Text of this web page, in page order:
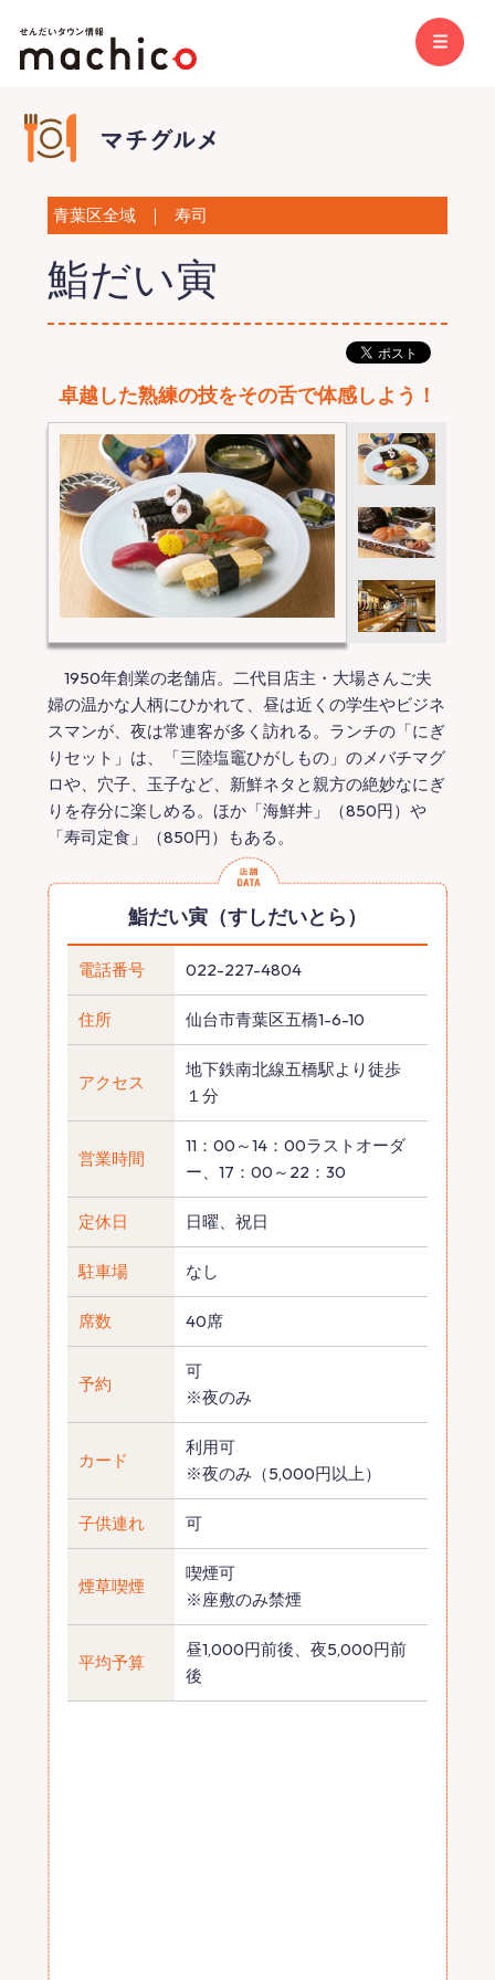
青葉区全域 ｜ 寿司
鮨だい寅
卓越した熟練の技をその舌で体感しよう！
1950年創業の老舗店。二代目店主・大場さんご夫
婦の温かな人柄にひかれて、昼は近くの学生やビジネ
スマンが、夜は常連客が多く訪れる。ランチの「にぎ
りセット」は、「三陸塩竈ひがしもの」のメバチマグ
ロや、穴子、玉子など、新鮮ネタと親方の絶妙なにぎ
りを存分に楽しめる。ほか「海鮮丼」（850円）や
「寿司定食」（850円）もある。
鮨だい寅（すしだいとら）
電話番号 022-227-4804
住所 仙台市青葉区五橋1-6-10
アクセス
地下鉄南北線五橋駅より徒歩
１分
営業時間
11：00～14：00ラストオーダ
ー、17：00～22：30
定休日 日曜、祝日
駐車場 なし
席数 40席
予約
可
※夜のみ
カード
利用可
※夜のみ（5,000円以上）
子供連れ 可
煙草喫煙
喫煙可
※座敷のみ禁煙
平均予算
昼1,000円前後、夜5,000円前
後